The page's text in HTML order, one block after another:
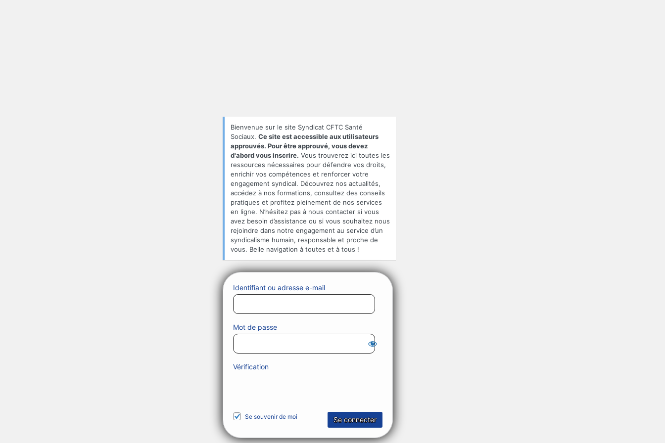
Bienvenue sur le site Syndicat CFTC Santé
Sociaux.Ce site est accessible aux utilisateurs
approuvés. Pour être approuvé, vous devez
d'abord vous inscrire. Vous trouverez ici toutes les
ressources nécessaires pour défendre vos droits,
enrichir vos compétences et renforcer votre
engagement syndical. Découvrez nos actualités,
accédez à nos formations, consultez des conseils
pratiques et profitez pleinement de nos services
en ligne. N’hésitez pas à nous contacter si vous
avez besoin d’assistance ou si vous souhaitez nous
rejoindre dans notre engagement au service d’un
syndicalisme humain, responsable et proche de
vous. Belle navigation à toutes et à tous !
Identifiant ou adresse e-mail
Mot de passe
Vérification
Se souvenir de moi